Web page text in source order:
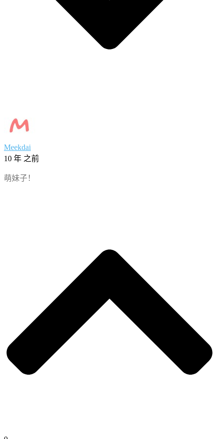
Meekdai
10 年 之前
萌妹子！